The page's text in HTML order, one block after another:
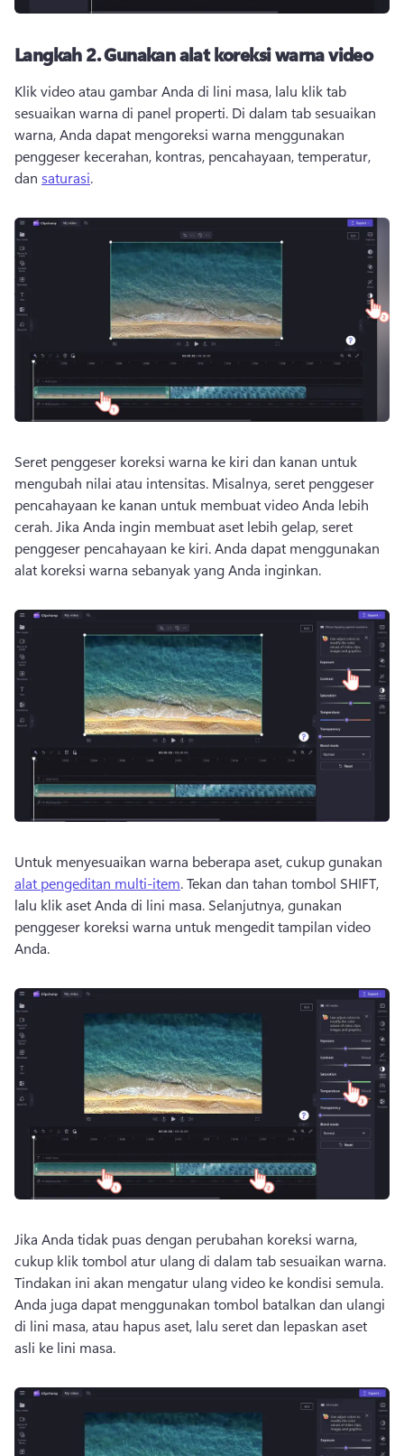
Langkah 2.Gunakan alat koreksi warna video
Klik video atau gambar Anda di lini masa, lalu klik tab
sesuaikan warna di panel properti. Di dalam tab sesuaikan
warna, Anda dapat mengoreksi warna menggunakan
penggeser kecerahan, kontras, pencahayaan, temperatur,
dan saturasi.
Seret penggeser koreksi warna ke kiri dan kanan untuk
mengubah nilai atau intensitas. Misalnya, seret penggeser
pencahayaan ke kanan untuk membuat video Anda lebih
cerah. Jika Anda ingin membuat aset lebih gelap, seret
penggeser pencahayaan ke kiri. Anda dapat menggunakan
alat koreksi warna sebanyak yang Anda inginkan.
Untuk menyesuaikan warna beberapa aset, cukup gunakan
alat pengeditan multi-item. Tekan dan tahan tombol SHIFT,
lalu klik aset Anda di lini masa. Selanjutnya, gunakan
penggeser koreksi warna untuk mengedit tampilan video
Anda.
Jika Anda tidak puas dengan perubahan koreksi warna,
Anda juga dapat menggunakan tombol batalkan dan ulangi
di lini masa, atau hapus aset, lalu seret dan lepaskan aset
asli ke lini masa.